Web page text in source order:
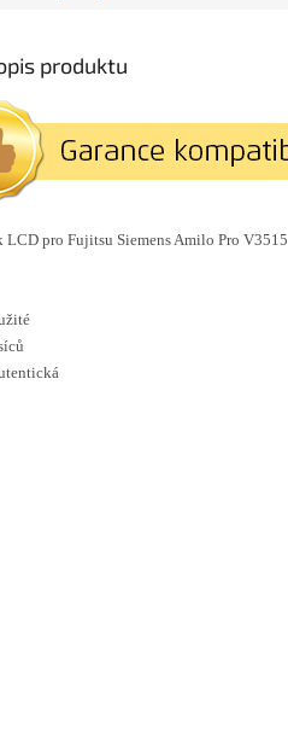
produktu
LCD pro Fujitsu Siemens Amilo Pro V3515